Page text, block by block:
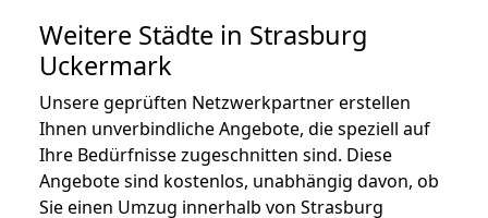
Weitere Städte in Strasburg
Uckermark
Unsere geprüften Netzwerkpartner erstellen
Ihnen unverbindliche Angebote, die speziell auf
Ihre Bedürfnisse zugeschnitten sind. Diese
Angebote sind kostenlos, unabhängig davon, ob
Sie einen Umzug innerhalb von Strasburg